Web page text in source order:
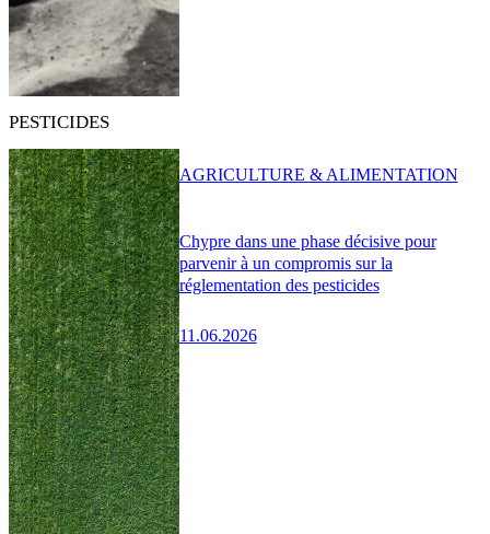
PESTICIDES
Chypre dans une phase décisive pour
parvenir à un compromis sur la
réglementation des pesticides
11.06.2026
AGRICULTURE & ALIMENTATION